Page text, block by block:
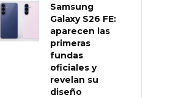
Samsung
Galaxy S26 FE:
aparecen las
primeras
fundas
oficiales y
revelan su
diseño